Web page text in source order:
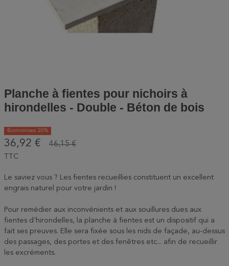
Planche à fientes pour nichoirs à
hirondelles - Double - Béton de bois
Économisez 20%
36,92 € 46,15 €
TTC
Le saviez vous ? Les fientes recueillies constituent un excellent
engrais naturel pour votre jardin !
Pour remédier aux inconvénients et aux souillures dues aux
fientes d'hirondelles, la planche à fientes est un dispositif qui a
fait ses preuves. Elle sera fixée sous les nids de façade, au-dessus
des passages, des portes et des fenêtres etc... afin de recueillir
les excréments.